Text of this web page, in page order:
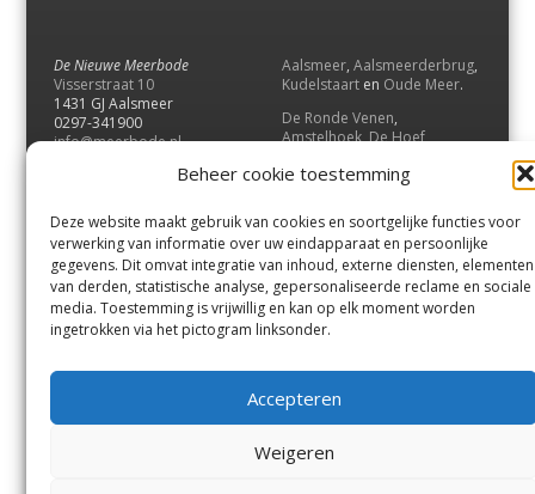
Beheer cookie toestemming
Deze website maakt gebruik van cookies en soortgelijke functies voor
verwerking van informatie over uw eindapparaat en persoonlijke
gegevens. Dit omvat integratie van inhoud, externe diensten, elementen
van derden, statistische analyse, gepersonaliseerde reclame en sociale
media. Toestemming is vrijwillig en kan op elk moment worden
ingetrokken via het pictogram linksonder.
Accepteren
Weigeren
De Nieuwe Meerbode
Visserstraat 10
1431 GJ Aalsmeer
0297-341900
info@meerbode.nl
Aalsmeer, Aalsmeerderbrug,
Kudelstaart en Oude Meer.
De Ronde Venen,
Amstelhoek,De Hoef,
Vrouwenakker,Waverveen
UithoornenDe Kwakel.
Contact
Andere uitgaven
Bezorgklacht
Vacatures
Voorwaarden
Privacyverklaring